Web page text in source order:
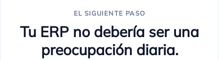
EL SIGUIENTE PASO
Tu ERP no debería ser una
preocupación diaria.